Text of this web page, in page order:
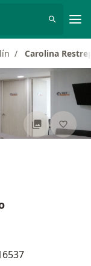
Carolina